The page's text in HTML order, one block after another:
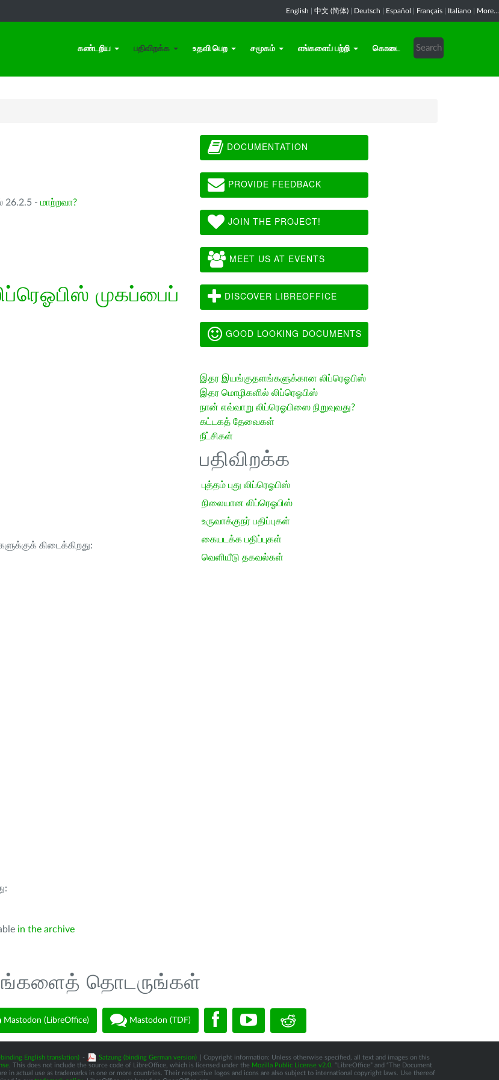
English 中文 (简体) Deutsch Español Français Italiano More...
கண்டறிய பதிவிறக்க உதவி பெற சமூகம் எங்களைப் பற்றி கொடை
26.2.5 - மாற்றவா?
முகப்பைப்
கிடைக்கிறது:
in the archive
DOCUMENTATION
PROVIDE FEEDBACK
JOIN THE PROJECT!
MEET US AT EVENTS
DISCOVER LIBREOFFICE
GOOD LOOKING DOCUMENTS
இதர இயங்குதளங்களுக்கான லிப்ரெஓபிஸ்
இதர மொழிகளில் லிப்ரெஓபிஸ்
நான் எவ்வாறு லிப்ரெஓபிஸை நிறுவுவது?
கட்டகத் தேவைகள்
நீட்சிகள்
பதிவிறக்க
புத்தம் புது லிப்ரெஓபிஸ்
நிலையான லிப்ரெஓபிஸ்
உருவாக்குநர் பதிப்புகள்
கையடக்க பதிப்புகள்
வெளியீடு தகவல்கள்
தொடருங்கள்
Mastodon (LibreOffice) Mastodon (TDF)
English translation) - Satzung (binding German version)
| Copyright information: Unless otherwise specified, all text and images on this
. This does not include the source code of LibreOffice, which is licensed under the Mozilla Public License v2.0. “LibreOffice” and “The Document
in actual use as trademarks in one or more countries. Their respective logos and icons are also subject to international copyright laws. Use thereof